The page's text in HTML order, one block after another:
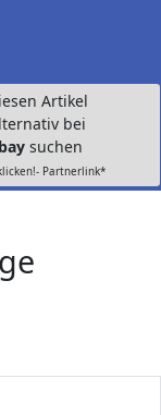
Artikel
bei
suchen
Partnerlink*